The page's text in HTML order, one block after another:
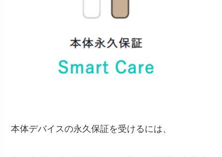
本体デバイスの永久保証を受けるには、